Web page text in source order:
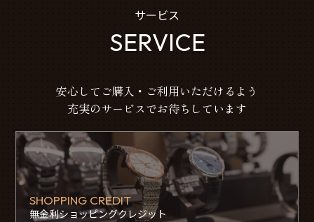
サービス
SERVICE
安心してご購入・ご利用いただけるよう
充実のサービスでお待ちしています
SHOPPING CREDIT
無金利ショッピングクレジット